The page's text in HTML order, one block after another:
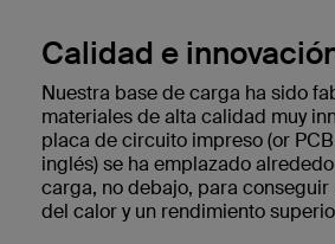
Calidad e
Nuestra base de carga ha sido
materiales de alta calidad muy
placa de circuito impreso (or
inglés) se ha emplazado
carga, no debajo, para
del calor y un rendimiento